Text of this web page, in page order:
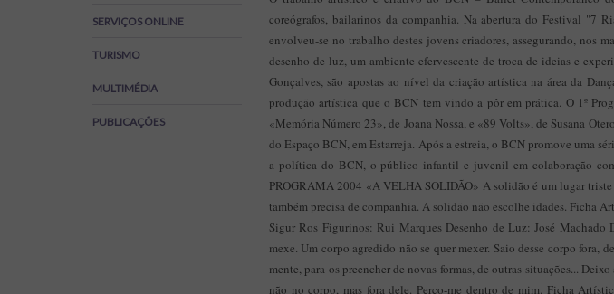
SERVIÇOS ONLINE
TURISMO
MULTIMÉDIA
PUBLICAÇÕES
coreógrafos, bailarinos da companhia. Na abertura do Festival "7
envolveu-se no trabalho destes jovens criadores, assegurando, nos
desenho de luz, um ambiente efervescente de troca de ideias e
Gonçalves, são apostas ao nível da criação artística na área da
produção artística que o BCN tem vindo a pôr em prática. O 1º
«Memória Número 23», de Joana Nossa, e «89 Volts», de Susana
do Espaço BCN, em Estarreja. Após a estreia, o BCN promove uma
a política do BCN, o público infantil e juvenil em colaboração com
PROGRAMA 2004 «A VELHA SOLIDÃO» A solidão é um lugar
também precisa de companhia. A solidão não escolhe idades. Ficha
Sigur Ros Figurinos: Rui Marques Desenho de Luz: José
mexe. Um corpo agredido não se quer mexer. Saio desse corpo fora,
mente, para os preencher de novas formas, de outras situações...
não no corpo, mas fora dele. Perco-me dentro de mim. Ficha